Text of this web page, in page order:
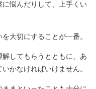
悩んだりして、上手くい
大切にすることが一番。
してもらうとともに、あ
かなければいけません。